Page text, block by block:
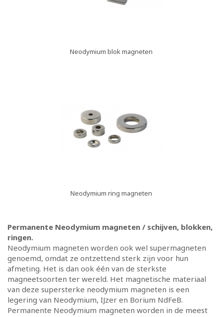
Neodymium blok magneten
Neodymium ring magneten
Permanente Neodymium magneten / schijven, blokken,
ringen.
Neodymium magneten worden ook wel supermagneten
genoemd, omdat ze ontzettend sterk zijn voor hun
afmeting. Het is dan ook één van de sterkste
magneetsoorten ter wereld. Het magnetische materiaal
van deze supersterke neodymium magneten is een
legering van Neodymium, IJzer en Borium NdFeB.
Permanente Neodymium magneten worden in de meest